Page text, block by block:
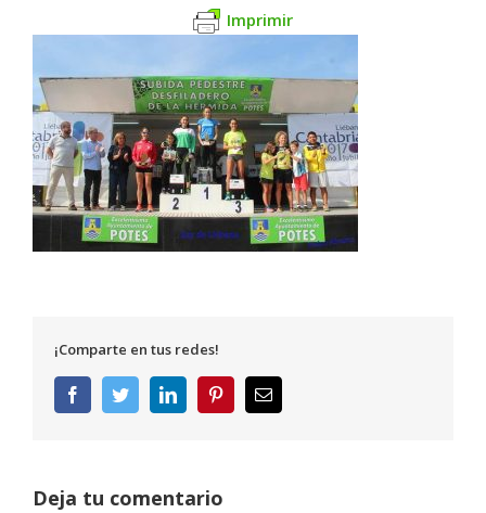
Imprimir
¡Comparte en tus redes!
FacebookTwitterLinkedInPinterestCorreo
electrónico
Deja tu comentario